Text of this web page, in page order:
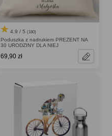
4.9 / 5 (180)
Poduszka z nadrukiem PREZENT NA
30 URODZINY DLA NIEJ
69,90 zł